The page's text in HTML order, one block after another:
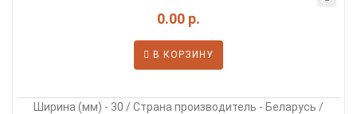
0.00 р.
В КОРЗИНУ
Ширина (мм) - 30 / Страна производитель - Беларусь /